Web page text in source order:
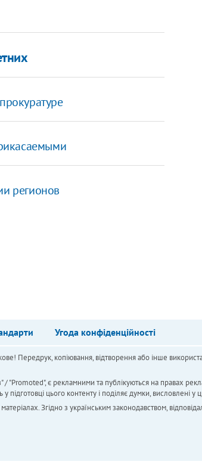
регионов
Угода конфіденційності
Передрук, копіювання, відтворення або інше
"Promoted", є рекламними та публікуються на правах
цього контенту і поділяє думки, висловлені у
Згідно з українським законодавством,